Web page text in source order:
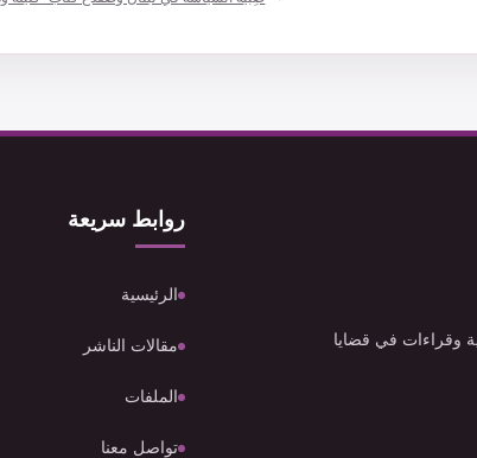
وقراءات في قضايا
روابط سريعة
الرئيسية
مقالات الناشر
الملفات
تواصل معنا